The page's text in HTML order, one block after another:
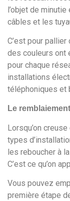
l’objet de
câbles et les
C’est pour
des couleurs ont
pour chaque
installations
téléphoniques et
Le remblaiement
Lorsqu’on
types
les reboucher à
C’est ce qu’on
Vous pouvez
première étape